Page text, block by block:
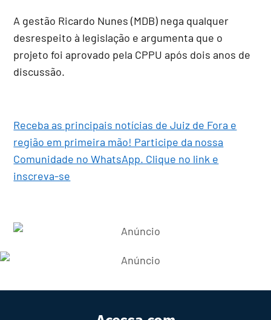
A gestão Ricardo Nunes (MDB) nega qualquer
desrespeito à legislação e argumenta que o
projeto foi aprovado pela CPPU após dois anos de
discussão.
Receba as principais notícias de Juiz de Fora e
região em primeira mão! Participe da nossa
Comunidade no WhatsApp. Clique no link e
inscreva-se